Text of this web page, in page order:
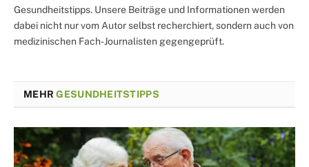
Gesundheitstipps. Unsere Beiträge und Informationen werden
dabei nicht nur vom Autor selbst recherchiert, sondern auch von
medizinischen Fach-Journalisten gegengeprüft.
MEHRGESUNDHEITSTIPPS